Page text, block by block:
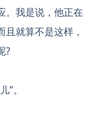
。我是说，他正在
就算不是这样，
?
。